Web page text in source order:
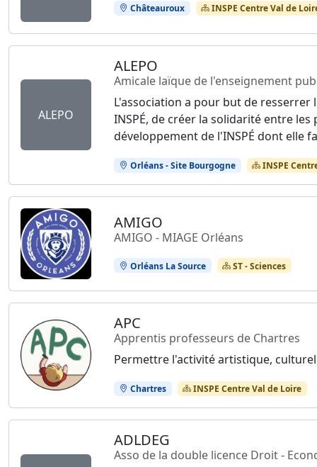
Châteauroux INSPE Centre Val de
ALEPO
ALEPO
Amicale laïque de l'enseignement
L'association a pour but de resserrer
INSPÉ, de créer la solidarité entre
développement de l'INSPÉ dont elle
Orléans - Site Bourgogne INSPE
AMIGO
AMIGO - MIAGE Orléans
Orléans La Source ST - Sciences
APC
Apprentis professeurs de Chartres
Permettre l'activité artistique,
Chartres INSPE Centre Val de Loire
ADLDEG
Asso de la double licence Droit -